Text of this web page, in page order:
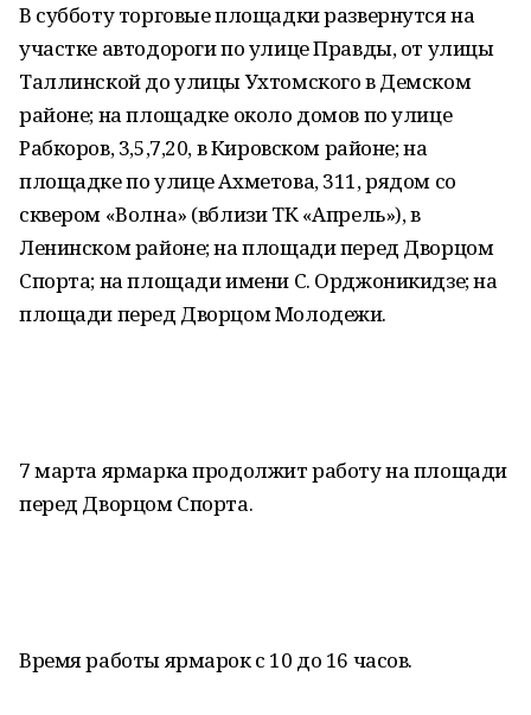
В субботу торговые площадки развернутся на
участке автодороги по улице Правды, от улицы
Таллинской до улицы Ухтомского в Демском
районе; на площадке около домов по улице
Рабкоров, 3,5,7,20, в Кировском районе; на
площадке по улице Ахметова, 311, рядом со
сквером «Волна» (вблизи ТК «Апрель»), в
Ленинском районе; на площади перед Дворцом
Спорта; на площади имени С. Орджоникидзе; на
площади перед Дворцом Молодежи.
7 марта ярмарка продолжит работу на площади
перед Дворцом Спорта.
Время работы ярмарок с 10 до 16 часов.